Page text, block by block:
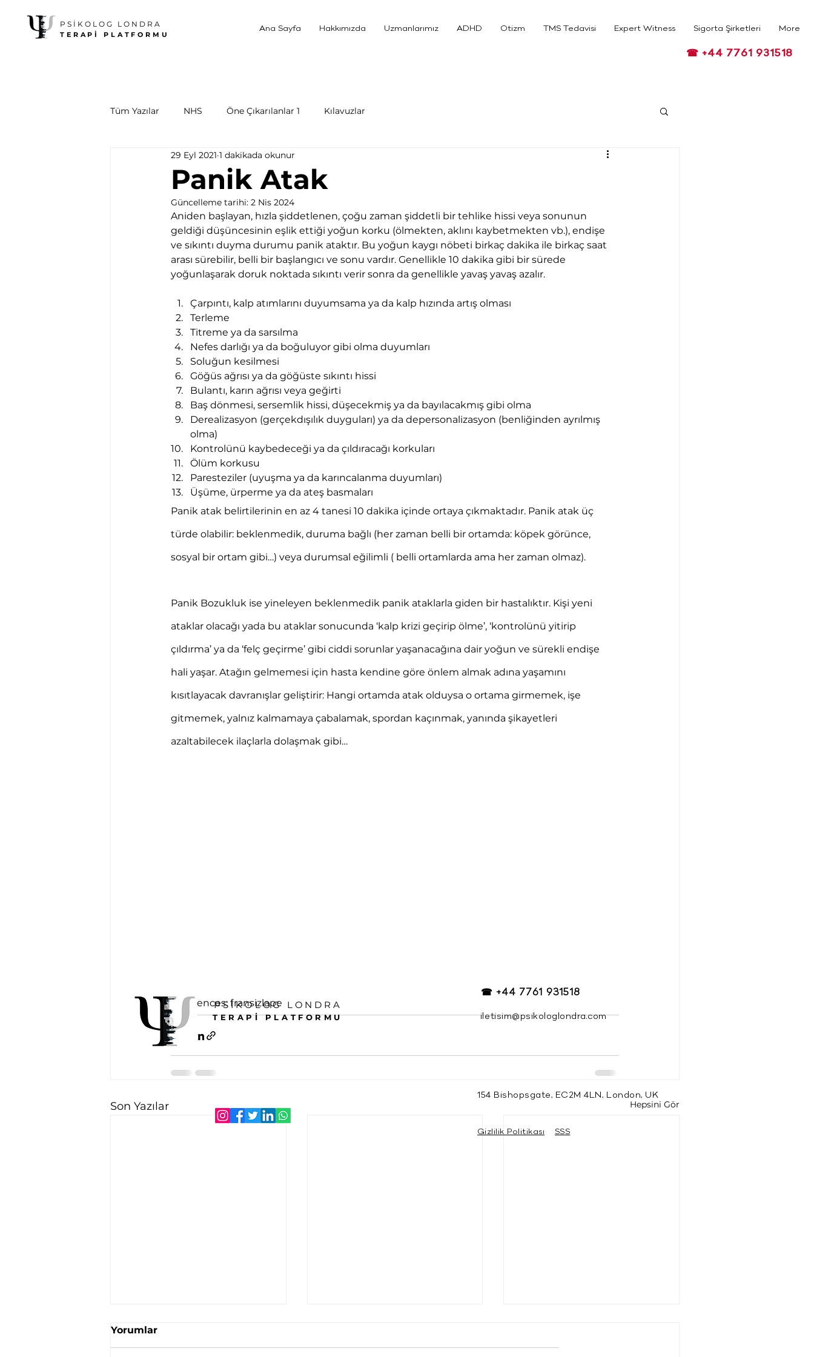
PSİKOLOG LONDRA
TERAPİ PLATFORMU
Ana Sayfa Hakkımızda Uzmanlarımız ADHD Otizm TMS Tedavisi Expert Witness Sigorta Şirketleri More
☎ +44 7761 931518
Tüm Yazılar NHS Öne Çıkarılanlar 1 Kılavuzlar
Panik Atak
29 Eyl 2021 1 dakikada okunur
Güncelleme tarihi: 2 Nis 2024
Aniden başlayan, hızla şiddetlenen, çoğu zaman şiddetli bir tehlike hissi veya sonunun
geldiği düşüncesinin eşlik ettiği yoğun korku (ölmekten, aklını kaybetmekten vb.), endişe
ve sıkıntı duyma durumu panik ataktır. Bu yoğun kaygı nöbeti birkaç dakika ile birkaç saat
arası sürebilir, belli bir başlangıcı ve sonu vardır. Genellikle 10 dakika gibi bir sürede
yoğunlaşarak doruk noktada sıkıntı verir sonra da genellikle yavaş yavaş azalır.
Çarpıntı, kalp atımlarını duyumsama ya da kalp hızında artış olması
Terleme
Titreme ya da sarsılma
Nefes darlığı ya da boğuluyor gibi olma duyumları
Soluğun kesilmesi
Göğüs ağrısı ya da göğüste sıkıntı hissi
Bulantı, karın ağrısı veya geğirti
Baş dönmesi, sersemlik hissi, düşecekmiş ya da bayılacakmış gibi olma
Derealizasyon (gerçekdışılık duyguları) ya da depersonalizasyon (benliğinden ayrılmış
olma)
Kontrolünü kaybedeceği ya da çıldıracağı korkuları
Ölüm korkusu
Paresteziler (uyuşma ya da karıncalanma duyumları)
Üşüme, ürperme ya da ateş basmaları
Panik atak belirtilerinin en az 4 tanesi 10 dakika içinde ortaya çıkmaktadır. Panik atak üç
türde olabilir: beklenmedik, duruma bağlı (her zaman belli bir ortamda: köpek görünce,
sosyal bir ortam gibi…) veya durumsal eğilimli ( belli ortamlarda ama her zaman olmaz).
Panik Bozukluk ise yineleyen beklenmedik panik ataklarla giden bir hastalıktır. Kişi yeni
ataklar olacağı yada bu ataklar sonucunda ‘kalp krizi geçirip ölme’, ‘kontrolünü yitirip
çıldırma’ ya da ‘felç geçirme’ gibi ciddi sorunlar yaşanacağına dair yoğun ve sürekli endişe
hali yaşar. Atağın gelmemesi için hasta kendine göre önlem almak adına yaşamını
kısıtlayacak davranışlar geliştirir: Hangi ortamda atak olduysa o ortama girmemek, işe
gitmemek, yalnız kalmamaya çabalamak, spordan kaçınmak, yanında şikayetleri
azaltabilecek ilaçlarla dolaşmak gibi…
References: fransizlape
Son Yazılar Hepsini Gör
Yorumlar
PSİKOLOG LONDRA
TERAPİ PLATFORMU
☎ +44 7761 931518
iletisim@psikologlondra.com
154 Bishopsgate, EC2M 4LN, London, UK
Gizlilik Politikası SSS